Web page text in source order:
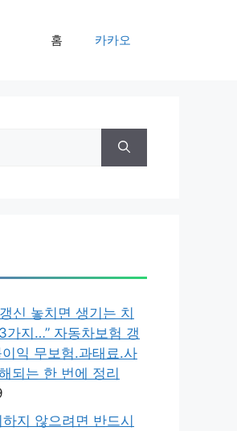
홈 카카오
신 놓치면 생기는 치
가지…” 자동차보험 갱
익 무보험.과태료.사
되는 한 번에 정리
지 않으려면 반드시